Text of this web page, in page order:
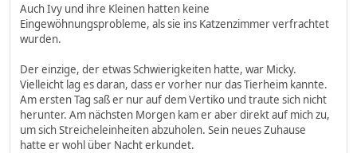
Auch Ivy und ihre Kleinen hatten keine
Eingewöhnungsprobleme, als sie ins Katzenzimmer verfrachtet
wurden.
Der einzige, der etwas Schwierigkeiten hatte, war Micky.
Vielleicht lag es daran, dass er vorher nur das Tierheim kannte.
Am ersten Tag saß er nur auf dem Vertiko und traute sich nicht
herunter. Am nächsten Morgen kam er aber direkt auf mich zu,
um sich Streicheleinheiten abzuholen. Sein neues Zuhause
hatte er wohl über Nacht erkundet.